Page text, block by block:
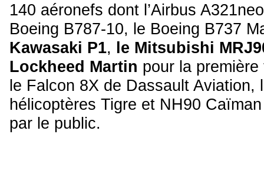
140 aéronefs dont l’Airbus
Boeing B787-10, le Boeing B737
Kawasaki P1, le Mitsubishi
Lockheed Martin pour la
le Falcon 8X de Dassault Aviation,
hélicoptères Tigre et NH90
par le public.